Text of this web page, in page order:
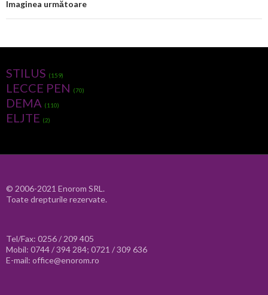
Imaginea următoare
STILUS (159)
LECCE PEN (70)
DEMA (110)
ELJTE (2)
© 2006-2021 Enorom SRL.
Toate drepturile rezervate.
Tel/Fax: 0256 / 209 405
Mobil: 0744 / 394 284; 0721 / 309 636
E-mail: office@enorom.ro